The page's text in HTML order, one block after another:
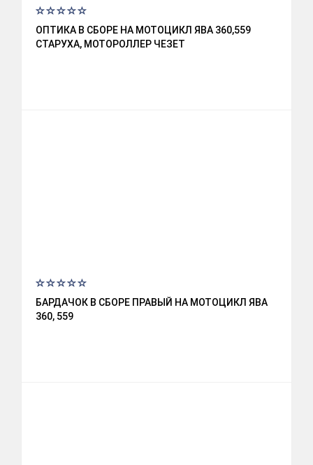
ОПТИКА В СБОРЕ НА МОТОЦИКЛ ЯВА 360,559
СТАРУХА, МОТОРОЛЛЕР ЧЕЗЕТ
БАРДАЧОК В СБОРЕ ПРАВЫЙ НА МОТОЦИКЛ ЯВА
360, 559